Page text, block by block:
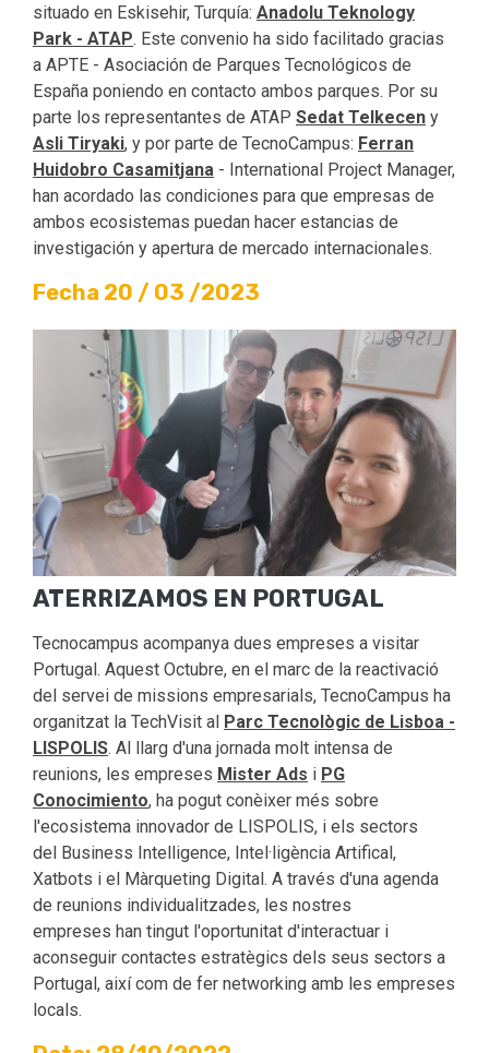
situado en Eskisehir, Turquía: Anadolu Teknology
Park - ATAP. Este convenio ha sido facilitado gracias
a APTE - Asociación de Parques Tecnológicos de
España poniendo en contacto ambos parques. Por su
parte los representantes de ATAP Sedat Telkecen y
Asli Tiryaki, y por parte de TecnoCampus: Ferran
Huidobro Casamitjana - International Project Manager,
han acordado las condiciones para que empresas de
ambos ecosistemas puedan hacer estancias de
investigación y apertura de mercado internacionales.
Fecha 20 / 03 /2023
ATERRIZAMOS EN PORTUGAL
Tecnocampus acompanya dues empreses a visitar
Portugal. Aquest Octubre, en el marc de la reactivació
del servei de missions empresarials, TecnoCampus ha
organitzat la TechVisit al Parc Tecnològic de Lisboa -
LISPOLIS. Al llarg d'una jornada molt intensa de
reunions, les empreses Mister Ads i PG
Conocimiento, ha pogut conèixer més sobre
l'ecosistema innovador de LISPOLIS, i els sectors
del Business Intelligence, Intel·ligència Artifical,
Xatbots i el Màrqueting Digital. A través d'una agenda
de reunions individualitzades, les nostres
empreses han tingut l'oportunitat d'interactuar i
aconseguir contactes estratègics dels seus sectors a
Portugal, així com de fer networking amb les empreses
locals.